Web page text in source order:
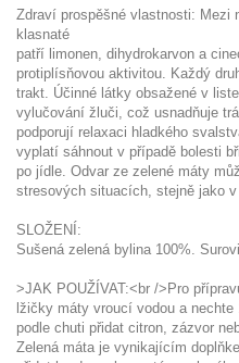
Zdraví prospěšné vlastnosti: Mezi
klasnaté
patří limonen, dihydrokarvon a
protiplísňovou aktivitou. Každý
trakt. Účinné látky obsažené v
vylučování žluči, což usnadňuje
podporují relaxaci hladkého
vyplatí sáhnout v případě bolesti
po jídle. Odvar ze zelené máty
stresových situacích, stejně jako
SLOŽENÍ:
Sušená zelená bylina 100%.
>JAK POUŽÍVAT:<br /> Pro
lžičky máty vroucí vodou a
podle chuti přidat citron, zázvor
Zelená máta je vynikajícím